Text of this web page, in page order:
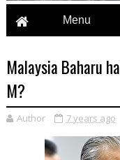
Malaysia Baharu
M?
Author 7 years ago